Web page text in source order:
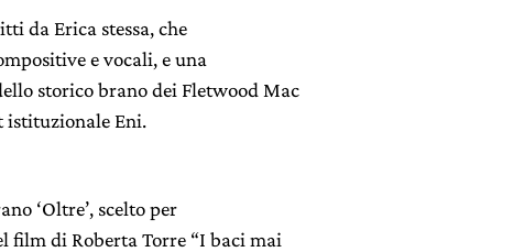
da Erica stessa, che
e vocali, e una
storico brano dei Fletwood Mac
istituzionale Eni.
‘Oltre’, scelto per
film di Roberta Torre “I baci mai